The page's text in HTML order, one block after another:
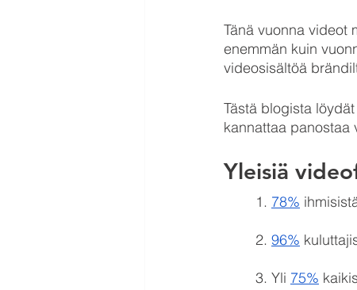
Tänä vuonna videot
enemmän kuin
videosisältöä
Tästä blogista
kannattaa panostaa
Yleisiä
1. 78%
2. 96%
3. Yli 75%